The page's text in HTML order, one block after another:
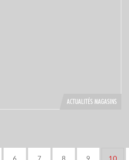
ACTUALITÉS MAGASINS